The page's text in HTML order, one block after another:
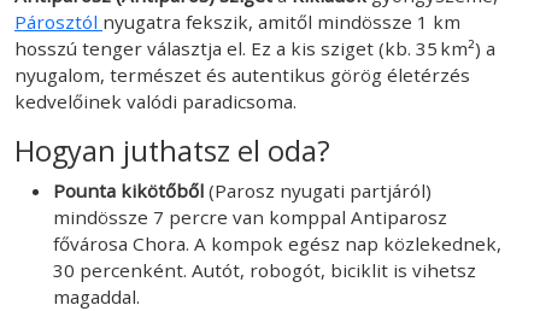
Párosztól nyugatra fekszik, amitől mindössze 1 km
hosszú tenger választja el. Ez a kis sziget (kb. 35 km²) a
nyugalom, természet és autentikus görög életérzés
kedvelőinek valódi paradicsoma.
Hogyan juthatsz el oda?
Pounta kikötőből (Parosz nyugati partjáról)
mindössze 7 percre van komppal Antiparosz
fővárosa Chora. A kompok egész nap közlekednek,
30 percenként. Autót, robogót, biciklit is vihetsz
magaddal.